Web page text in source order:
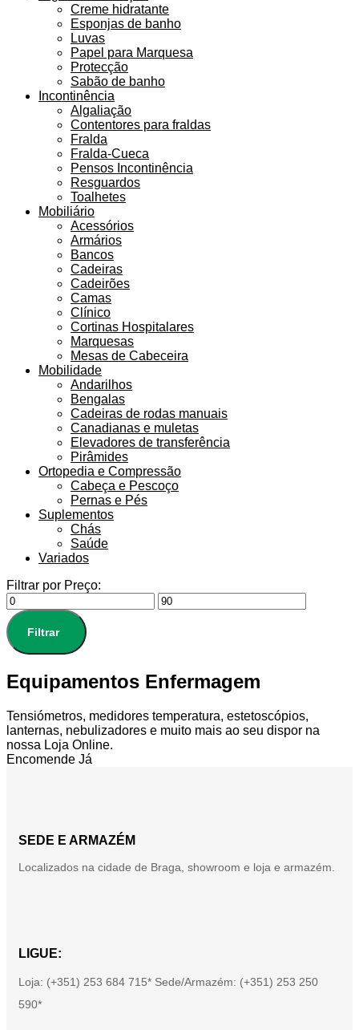
Creme hidratante
Esponjas de banho
Luvas
Papel para Marquesa
Protecção
Sabão de banho
Incontinência
Algaliação
Contentores para fraldas
Fralda
Fralda-Cueca
Pensos Incontinência
Resguardos
Toalhetes
Mobiliário
Acessórios
Armários
Bancos
Cadeiras
Cadeirões
Camas
Clínico
Cortinas Hospitalares
Marquesas
Mesas de Cabeceira
Mobilidade
Andarilhos
Bengalas
Cadeiras de rodas manuais
Canadianas e muletas
Elevadores de transferência
Pirâmides
Ortopedia e Compressão
Cabeça e Pescoço
Pernas e Pés
Suplementos
Chás
Saúde
Variados
Filtrar por Preço:
Filtrar
Equipamentos Enfermagem
Tensiómetros, medidores temperatura, estetoscópios,
lanternas, nebulizadores e muito mais ao seu dispor na
nossa Loja Online.
Encomende Já
SEDE E ARMAZÉM
Localizados na cidade de Braga, showroom e loja e armazém.
LIGUE:
Loja: (+351) 253 684 715* Sede/Armazém: (+351) 253 250
590*